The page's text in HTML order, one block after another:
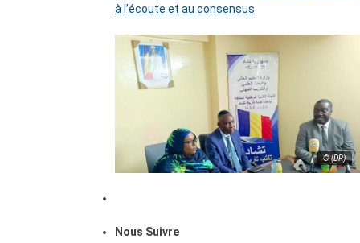
à l’écoute et au consensus
© (DR)
Nous Suivre